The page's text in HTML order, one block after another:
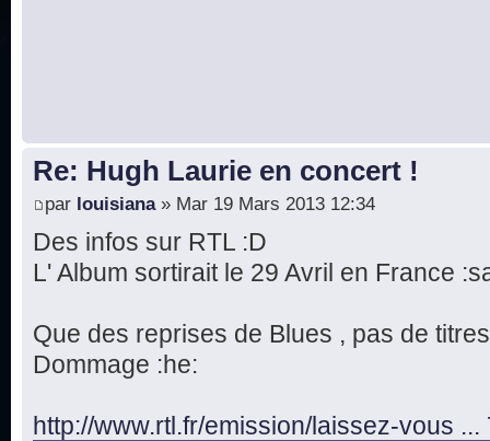
Re: Hugh Laurie en concert !
par louisiana» Mar 19 Mars 2013 12:34
Des infos sur RTL :D
L' Album sortirait le 29 Avril en France
Que des reprises de Blues , pas de
Dommage :he:
http://www.rtl.fr/emission/laissez-vous